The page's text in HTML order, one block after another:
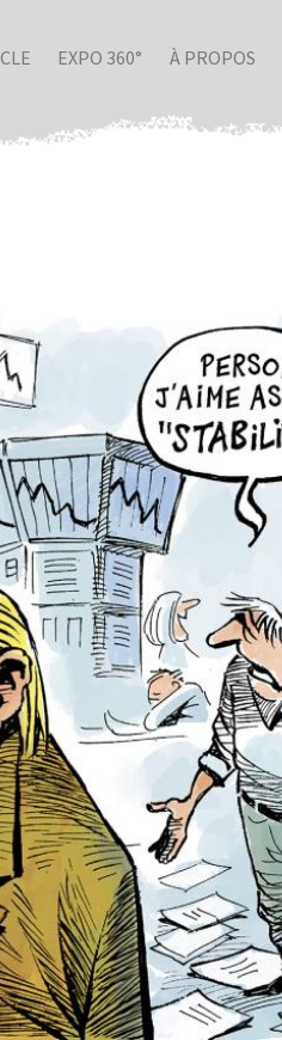
EXPO 360° À PROPOS